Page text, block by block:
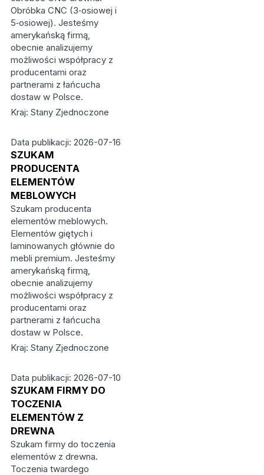
Obróbka CNC (3‑osiowej i
5‑osiowej). Jesteśmy
amerykańską firmą,
obecnie analizujemy
możliwości współpracy z
producentami oraz
partnerami z łańcucha
dostaw w Polsce.
Kraj: Stany Zjednoczone
Data publikacji: 2026-07-16
SZUKAM
PRODUCENTA
ELEMENTÓW
MEBLOWYCH
Szukam producenta
elementów meblowych.
Elementów giętych i
laminowanych głównie do
mebli premium. Jesteśmy
amerykańską firmą,
obecnie analizujemy
możliwości współpracy z
producentami oraz
partnerami z łańcucha
dostaw w Polsce.
Kraj: Stany Zjednoczone
Data publikacji: 2026-07-10
SZUKAM FIRMY DO
TOCZENIA
ELEMENTÓW Z
DREWNA
Szukam firmy do toczenia
elementów z drewna.
Toczenia twardego